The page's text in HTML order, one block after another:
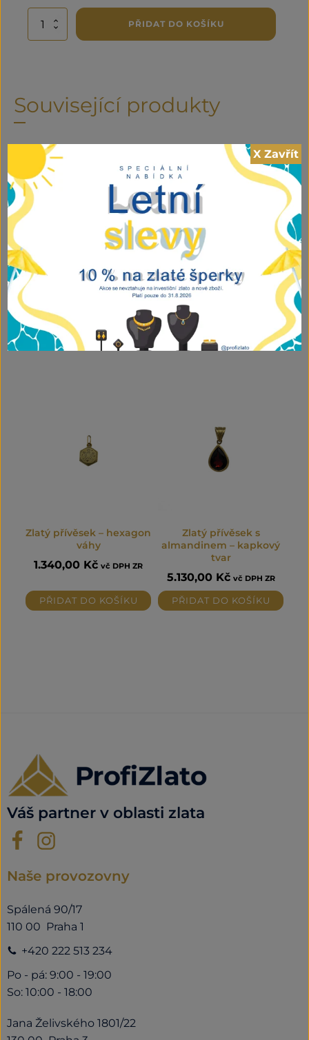
Přívěsek
PŘIDAT DO KOŠÍKU
Související produkty
Zlatý přívěsek měsíc s
tváří
vč DPH ZR
PŘIDAT DO KOŠÍKU
Zlatý přívěsek s bílými
kameny – obdélníkový
design
2.990,00
PŘIDAT DO KOŠÍKU
Zlatý přívěsek – hexagon
váhy
1.340,00 Kč vč DPH ZR
PŘIDAT DO KOŠÍKU
Zlatý přívěsek s
almandinem – kapkový
tvar
5.130,00 Kč vč DPH ZR
PŘIDAT DO KOŠÍKU
Váš partner v oblasti zlata
Naše provozovny
Spálená 90/17
110 00 Praha 1
+420 222 513 234
Po - pá: 9:00 - 19:00
So: 10:00 - 18:00
Jana Želivského 1801/22
X Zavřít